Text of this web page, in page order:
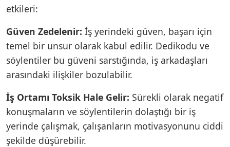
etkileri:
Güven Zedelenir: İş yerindeki güven, başarı için
temel bir unsur olarak kabul edilir. Dedikodu ve
söylentiler bu güveni sarstığında, iş arkadaşları
arasındaki ilişkiler bozulabilir.
İş Ortamı Toksik Hale Gelir: Sürekli olarak negatif
konuşmaların ve söylentilerin dolaştığı bir iş
yerinde çalışmak, çalışanların motivasyonunu ciddi
şekilde düşürebilir.